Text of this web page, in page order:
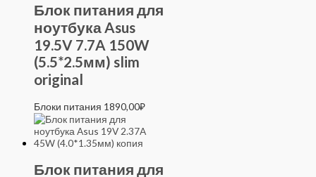
Блок питания для
ноутбука Asus
19.5V 7.7A 150W
(5.5*2.5мм) slim
original
Блоки питания 1890,00₽
Блок питания для